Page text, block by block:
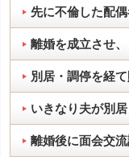
先に不倫した配
離婚を成立させ
別居・調停を経
いきなり夫が別
離婚後に面会交